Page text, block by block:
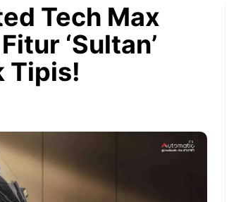
Tech Max
‘Sultan’
Tipis!
NEWS TNG– Pernah gak sih
kamu mulai ngerjain sesuatu cuma